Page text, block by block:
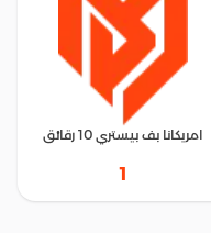
امريكانا بف بيستري 10 رقائق
1